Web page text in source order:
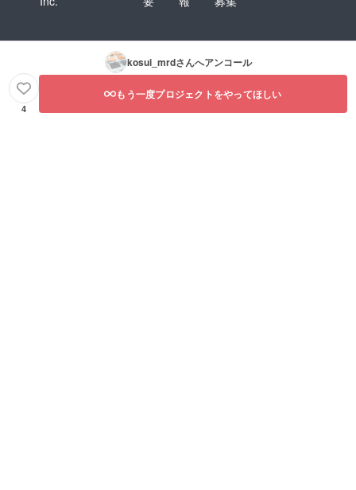
kosui_mrdさんへアンコール
4
もう一度プロジェクトをやってほしい